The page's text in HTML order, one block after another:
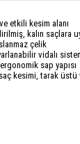
etkili kesim alanı
kalın saçlara
çelik
vidalı
sap yapısı
kesimi, tarak